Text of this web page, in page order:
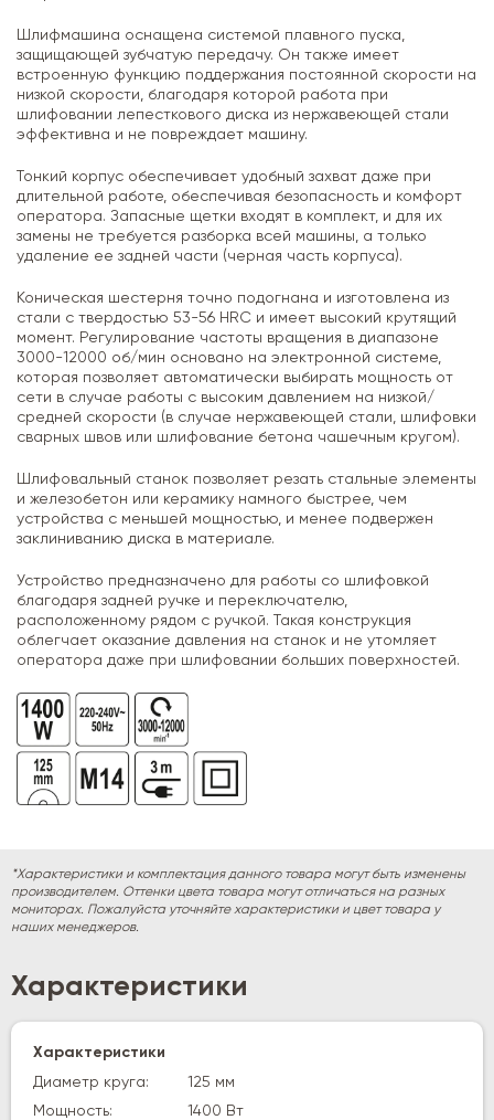
Шлифмашина оснащена системой плавного пуска,
защищающей зубчатую передачу. Он также имеет
встроенную функцию поддержания постоянной скорости на
низкой скорости, благодаря которой работа при
шлифовании лепесткового диска из нержавеющей стали
эффективна и не повреждает машину.
Тонкий корпус обеспечивает удобный захват даже при
длительной работе, обеспечивая безопасность и комфорт
оператора. Запасные щетки входят в комплект, и для их
замены не требуется разборка всей машины, а только
удаление ее задней части (черная часть корпуса).
Коническая шестерня точно подогнана и изготовлена из
стали с твердостью 53-56 HRC и имеет высокий крутящий
момент. Регулирование частоты вращения в диапазоне
3000-12000 об/мин основано на электронной системе,
которая позволяет автоматически выбирать мощность от
сети в случае работы с высоким давлением на низкой/
средней скорости (в случае нержавеющей стали, шлифовки
сварных швов или шлифование бетона чашечным кругом).
Шлифовальный станок позволяет резать стальные элементы
и железобетон или керамику намного быстрее, чем
устройства с меньшей мощностью, и менее подвержен
заклиниванию диска в материале.
Устройство предназначено для работы со шлифовкой
благодаря задней ручке и переключателю,
расположенному рядом с ручкой. Такая конструкция
облегчает оказание давления на станок и не утомляет
оператора даже при шлифовании больших поверхностей.
*Характеристики и комплектация данного товара могут быть изменены
производителем. Оттенки цвета товара могут отличаться на разных
мониторах. Пожалуйста уточняйте характеристики и цвет товара у
наших менеджеров.
Характеристики
Характеристики
Диаметр круга:
125 мм
Мощность:
1400 Вт